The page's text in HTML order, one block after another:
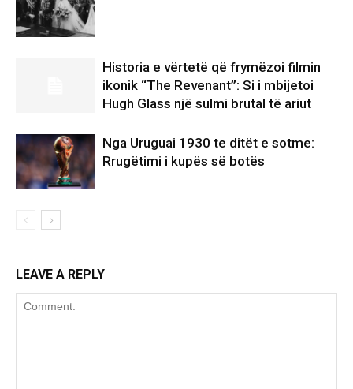
Historia e vërtetë që frymëzoi filmin
ikonik “The Revenant”: Si i mbijetoi
Hugh Glass një sulmi brutal të ariut
Nga Uruguai 1930 te ditët e sotme:
Rrugëtimi i kupës së botës
LEAVE A REPLY